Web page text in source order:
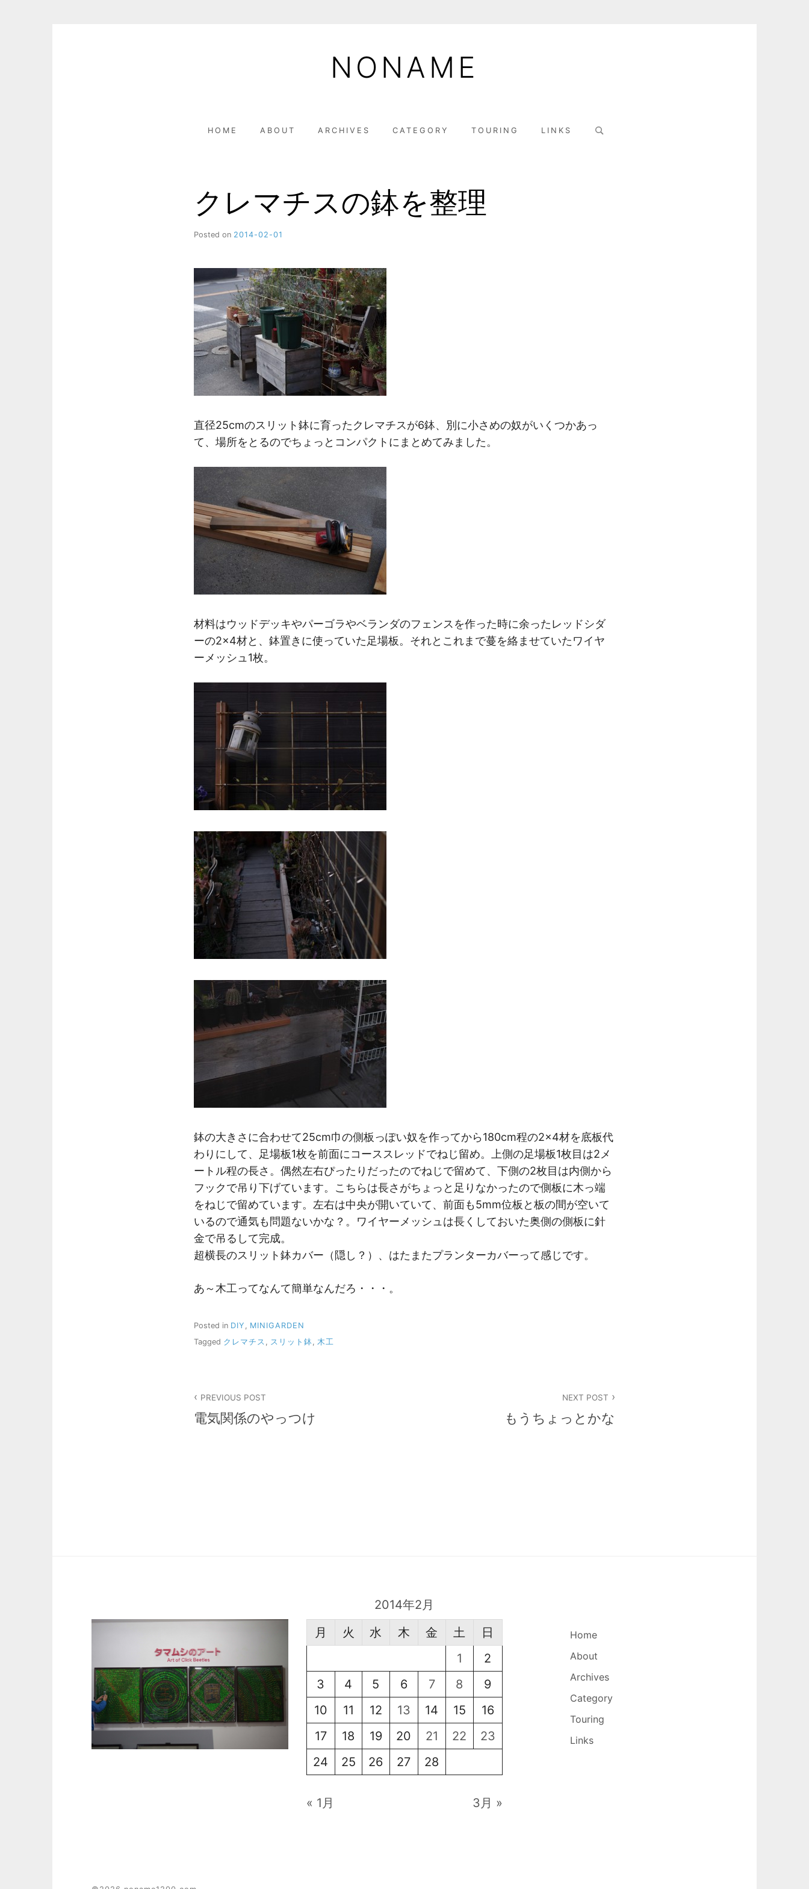
NONAME
HOME ABOUT ARCHIVES CATEGORY TOURING LINKS
Search
クレマチスの鉢を整理
Posted on 2014-02-01
M
直径25cmのスリット鉢に育ったクレマチスが6鉢、別に小さめの奴がいくつかあっ
て、場所をとるのでちょっとコンパクトにまとめてみました。
材料はウッドデッキやパーゴラやベランダのフェンスを作った時に余ったレッドシダ
ーの2×4材と、鉢置きに使っていた足場板。それとこれまで蔓を絡ませていたワイヤ
ーメッシュ1枚。
鉢の大きさに合わせて25cm巾の側板っぽい奴を作ってから180cm程の2×4材を底板代
わりにして、足場板1枚を前面にコーススレッドでねじ留め。上側の足場板1枚目は2メ
ートル程の長さ。偶然左右ぴったりだったのでねじで留めて、下側の2枚目は内側から
フックで吊り下げています。こちらは長さがちょっと足りなかったので側板に木っ端
をねじで留めています。左右は中央が開いていて、前面も5mm位板と板の間が空いて
いるので通気も問題ないかな？。ワイヤーメッシュは長くしておいた奥側の側板に針
金で吊るして完成。
超横長のスリット鉢カバー（隠し？）、はたまたプランターカバーって感じです。
あ～木工ってなんて簡単なんだろ・・・。
Posted in DIY , MINIGARDEN
Tagged クレマチス スリット鉢 木工
稿
PREVIOUS POST
電気関係のやっつけ
NEXT POST
もうちょっとかな
2014年2月
月
火 水 木 金 土
日
1
2
3
4 5 6 7 8
9
10
11 12 13 14 15
16
17
18 19 20 21 22
23
24
25 26 27 28
« 1月 3月 »
Home
About
Archives
Category
Touring
Links